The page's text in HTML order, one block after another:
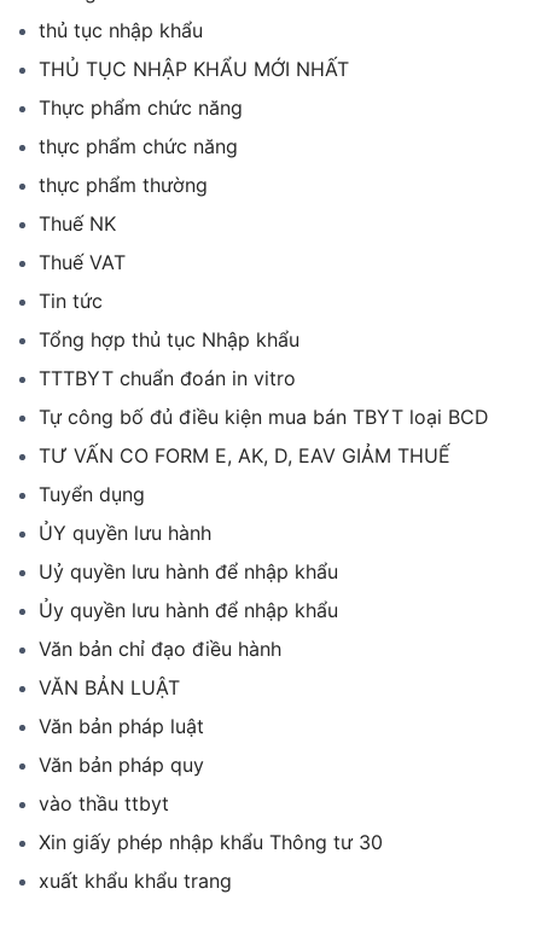
thủ tục nhập khẩu
THỦ TỤC NHẬP KHẨU MỚI NHẤT
Thực phẩm chức năng
thực phẩm chức năng
thực phẩm thường
Thuế NK
Thuế VAT
Tin tức
Tổng hợp thủ tục Nhập khẩu
TTTBYT chuẩn đoán in vitro
Tự công bố đủ điều kiện mua bán TBYT loại BCD
TƯ VẤN CO FORM E, AK, D, EAV GIẢM THUẾ
Tuyển dụng
ỦY quyền lưu hành
Uỷ quyền lưu hành để nhập khẩu
Ủy quyền lưu hành để nhập khẩu
Văn bản chỉ đạo điều hành
VĂN BẢN LUẬT
Văn bản pháp luật
Văn bản pháp quy
vào thầu ttbyt
Xin giấy phép nhập khẩu Thông tư 30
xuất khẩu khẩu trang